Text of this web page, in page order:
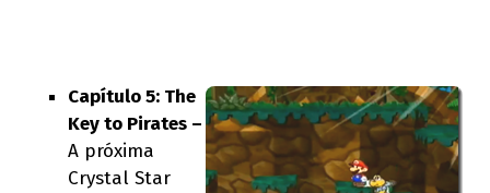
Capítulo 5: The
Key to Pirates –
A próxima
Crystal Star